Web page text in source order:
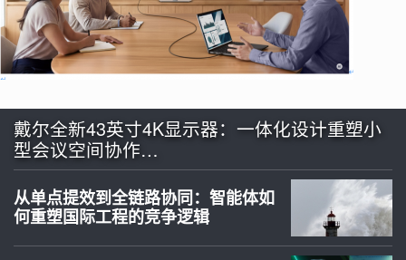
戴尔全新43英寸4K显示器：一体化设计重塑小
型会议空间协作…
从单点提效到全链路协同：智能体如
何重塑国际工程的竞争逻辑